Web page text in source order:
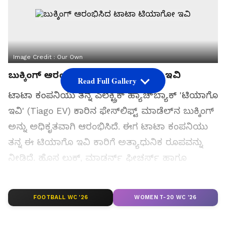
Image Credit :Our Own
ಬುಕ್ಕಿಂಗ್‌ ಆರಂಭಿಸಿದ ಟಾಟಾ ಟಿಯಾಗೋ ಇವಿ
ಟಾಟಾ ಕಂಪನಿಯು ತನ್ನ ಎಲೆಕ್ಟ್ರಿಕ್ ಹ್ಯಾಚ್‌ಬ್ಯಾಕ್ 'ಟಿಯಾಗೊ
ಇವಿ' (Tiago EV) ಕಾರಿನ ಫೇಸ್‌ಲಿಫ್ಟ್ ಮಾಡೆಲ್‌ನ ಬುಕ್ಕಿಂಗ್
ಅನ್ನು ಅಧಿಕೃತವಾಗಿ ಆರಂಭಿಸಿದೆ. ಈಗ ಟಾಟಾ ಕಂಪನಿಯು
ತನ್ನ ಈ ಟಿಯಾಗೊ ಇವಿ ಕಾರಿಗೆ ಅತ್ಯಾಧುನಿಕ ರೂಪವನ್ನು
ನೀಡಿದೆ. ಹೊಸ ಲುಕ್, ಮಾಡರ್ನ್ ಫೀಚರ್ಸ್ ಹಾಗೂ
ಸಿದ್ಧಪಡಿಸಲಾಗಿದೆ.
Read Full Gallery
FOOTBALL WC '26 WOMEN T-20 WC '26